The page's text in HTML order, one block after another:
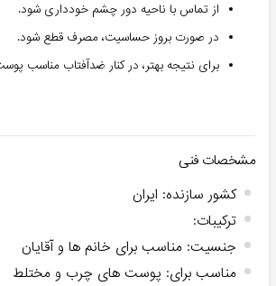
از تماس با ناحیه دور چشم خودداری شود.
در صورت بروز حساسیت، مصرف قطع شود.
برای نتیجه بهتر، در کنار ضدآفتاب مناسب
مشخصات فنی
کشور سازنده: ایران
ترکیبات:
جنسیت: مناسب برای خانم ها و آقایان
مناسب برای: پوست های چرب و مختلط